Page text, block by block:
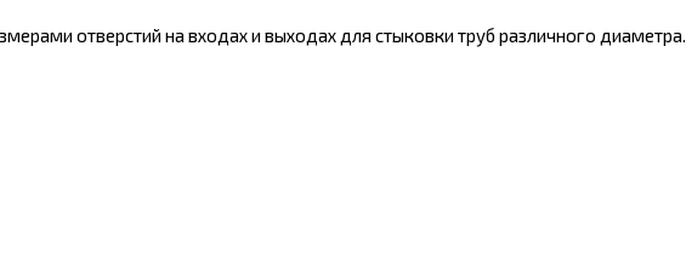
отверстий на входах и выходах для стыковки труб различного диаметра.